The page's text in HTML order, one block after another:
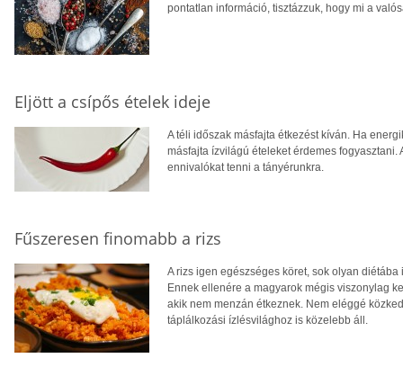
pontatlan információ, tisztázzuk, hogy mi a
Eljött a csípős ételek ideje
A téli időszak másfajta étkezést kíván. Ha
másfajta ízvilágú ételeket érdemes
ennivalókat tenni a tányérunkra.
Fűszeresen finomabb a rizs
A rizs igen egészséges köret, sok olyan
Ennek ellenére a magyarok mégis viszonylag
akik nem menzán étkeznek. Nem eléggé
táplálkozási ízlésvilághoz is közelebb áll.